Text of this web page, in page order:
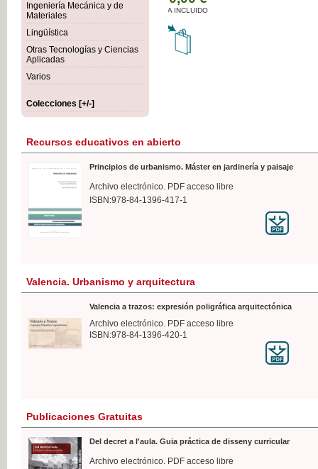
Ingeniería Mecánica y de
Materiales
Lingüística
Otras Tecnologías y Ciencias
Aplicadas
Varios
Colecciones [+/-]
Recursos educativos en abierto
Principios de urbanismo. Máster en jardinería y paisaje
Archivo electrónico. PDF acceso libre
ISBN:978-84-1396-417-1
Valencia. Urbanismo y arquitectura
Valencia a trazos: expresión poligráfica arquitectónica
Archivo electrónico. PDF acceso libre
ISBN:978-84-1396-420-1
Publicaciones Gratuitas
Del decret a l'aula. Guia práctica de disseny curricular
Archivo electrónico. PDF acceso libre